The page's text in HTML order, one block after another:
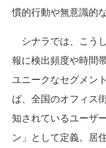
慣的行動や無意識的
シナラでは、こう
報に検出頻度や時間
ユニークなセグメン
ば、全国のオフィス
知されているユーザ
ン」として定義。居